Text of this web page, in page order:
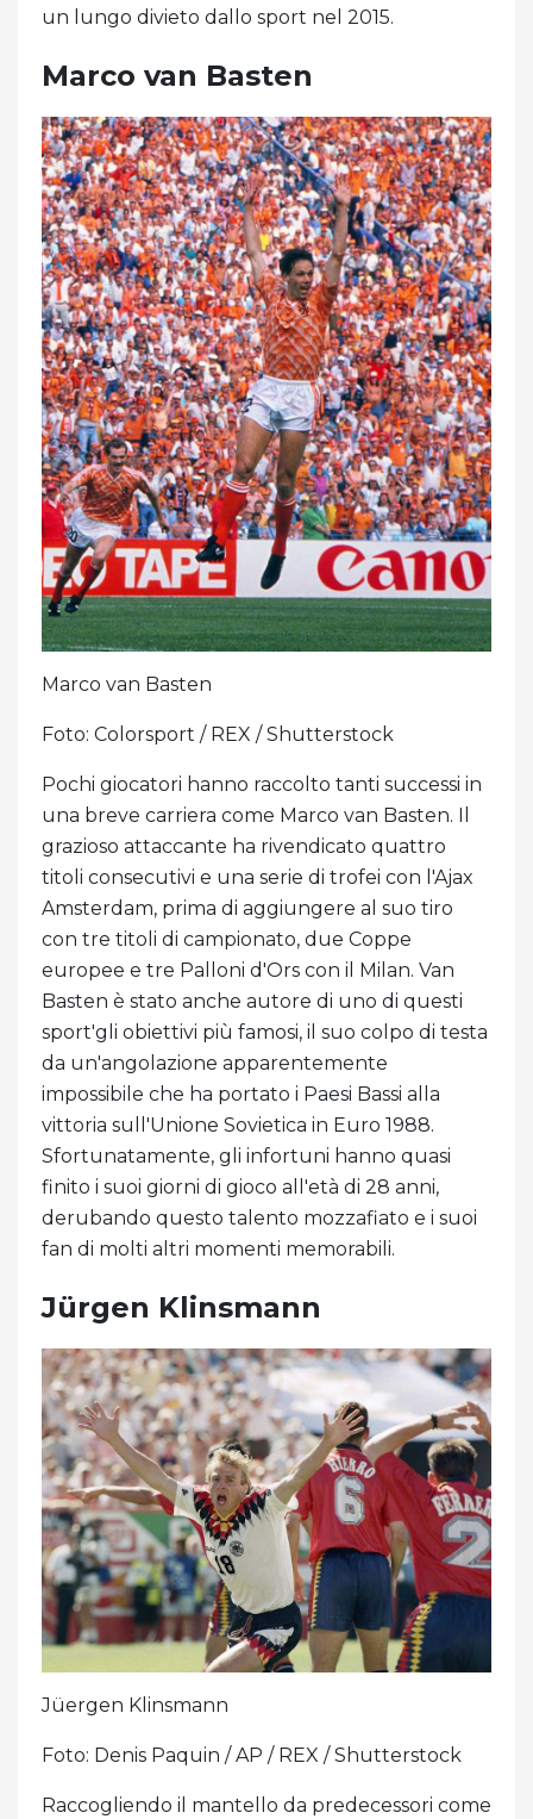
un lungo divieto dallo sport nel 2015.
Marco van Basten
Marco van Basten
Foto: Colorsport / REX / Shutterstock
Pochi giocatori hanno raccolto tanti successi in
una breve carriera come Marco van Basten. Il
grazioso attaccante ha rivendicato quattro
titoli consecutivi e una serie di trofei con l'Ajax
Amsterdam, prima di aggiungere al suo tiro
con tre titoli di campionato, due Coppe
europee e tre Palloni d'Ors con il Milan. Van
Basten è stato anche autore di uno di questi
sport'gli obiettivi più famosi, il suo colpo di testa
da un'angolazione apparentemente
impossibile che ha portato i Paesi Bassi alla
vittoria sull'Unione Sovietica in Euro 1988.
Sfortunatamente, gli infortuni hanno quasi
finito i suoi giorni di gioco all'età di 28 anni,
derubando questo talento mozzafiato e i suoi
fan di molti altri momenti memorabili.
Jürgen Klinsmann
Jüergen Klinsmann
Foto: Denis Paquin / AP / REX / Shutterstock
Raccogliendo il mantello da predecessori come